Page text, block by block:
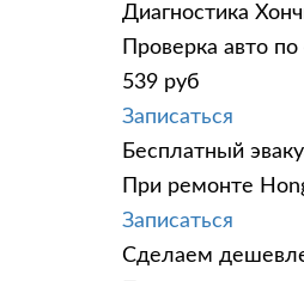
Диагностика
Проверка авто
539 руб
Записаться
Бесплатный
При ремонте
Записаться
Сделаем